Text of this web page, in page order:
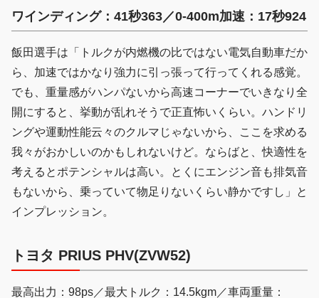
ワインディング：41秒363／0-400m加速：17秒924
飯田選手は「トルクが内燃機の比ではない電気自動車だか
ら、加速ではかなり強力に引っ張って行ってくれる感覚。
でも、重量感がハンパないから高速コーナーでいきなり全
開にすると、挙動が乱れそうで正直怖いくらい。ハンドリ
ングや運動性能云々のクルマじゃないから、ここを求める
我々がおかしいのかもしれないけど。ならばと、快適性を
考えるとポテンシャルは高い。とくにエンジン音も排気音
もないから、乗っていて物足りないくらい静かですし」と
インプレッション。
トヨタ PRIUS PHV(ZVW52)
最高出力：98ps／最大トルク：14.5kgm／車両重量：